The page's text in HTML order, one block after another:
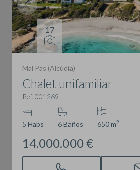
17
Mal Pas (Alcúdia)
Chalet unifamiliar
Ref. 001269
5 Habs 6 Baños 650 m2
14.000.000 €